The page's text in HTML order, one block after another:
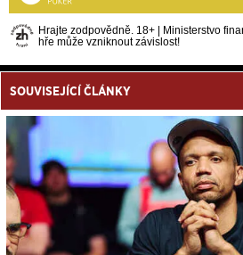
Hrajte zodpovědně. 18+ | Ministerstvo
hře může vzniknout závislost!
SOUVISEJÍCÍ ČLÁNKY